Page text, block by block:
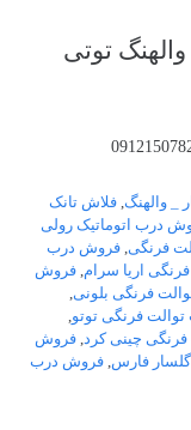
توتی
_ والهنگ, فلاش تانک
درب اتوماتیک رولی
فرنگی, فروش درب
اریا سرام, فروش
فرنگی بلونی,
فرنگی توتو,
چینی کرد, فروش
فارس, فروش درب